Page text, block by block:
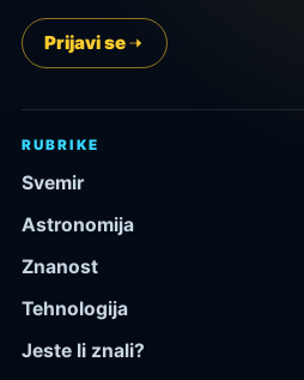
Prijavi se
RUBRIKE
Svemir
Astronomija
Znanost
Tehnologija
Jeste li znali?